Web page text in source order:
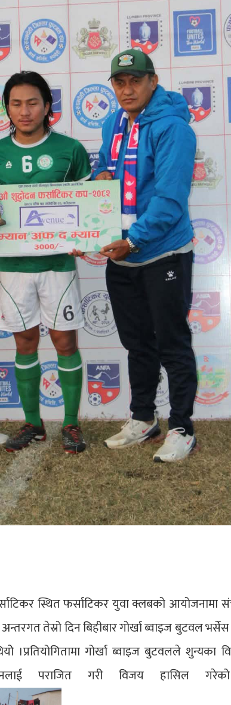
स्थित फर्साटिकर युवा क्लबको आयोजनामा
तेस्रो दिन बिहीबार गोर्खा ब्वाइज बुटवल
।प्रतियोगितामा गोर्खा ब्वाइज बुटवलले शुन्यका
पराजित गरी विजय हासिल